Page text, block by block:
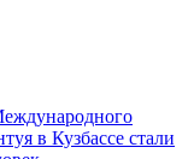
в Кузбассе стали